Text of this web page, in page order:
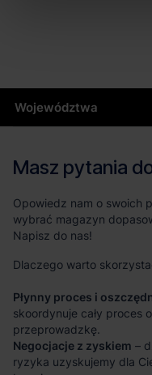
Województwa
Masz pytania
Opowiedz nam o swoich
wybrać magazyn
Napisz do nas!
Dlaczego warto
Płynny proces i
skoordynuje cały proces
przeprowadzkę.
Negocjacje z zyskiem –
ryzyka uzyskujemy dla